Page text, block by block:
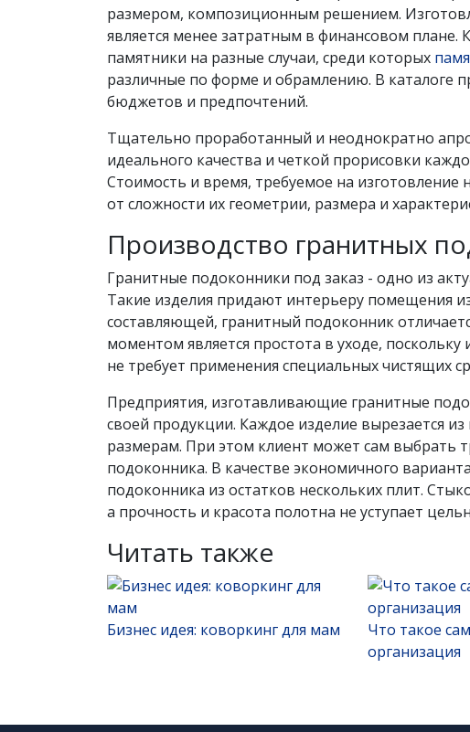
размером, композиционным решением.
является менее затратным в финансовом плане.
памятники на разные случаи, среди которых
различные по форме и обрамлению. В каталоге
бюджетов и предпочтений.
Тщательно проработанный и неоднократно
идеального качества и четкой прорисовки
Стоимость и время, требуемое на изготовление
от сложности их геометрии, размера и
Производство гранитных
Гранитные подоконники под заказ - одно из
Такие изделия придают интерьеру помещения
составляющей, гранитный подоконник
моментом является простота в уходе,
не требует применения специальных чистящих
Предприятия, изготавливающие гранитные
своей продукции. Каждое изделие вырезается
размерам. При этом клиент может сам выбрать
подоконника. В качестве экономичного
подоконника из остатков нескольких плит.
а прочность и красота полотна не уступает
Читать также
Бизнес идея: коворкинг для мам
Что такое
организация